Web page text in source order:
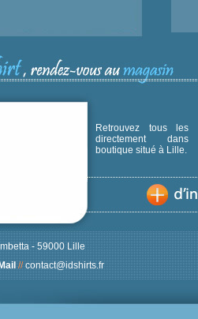
Retrouvez tous les
directement
boutique situé à Lille.
- 59000 Lille
Mail// contact@idshirts.fr